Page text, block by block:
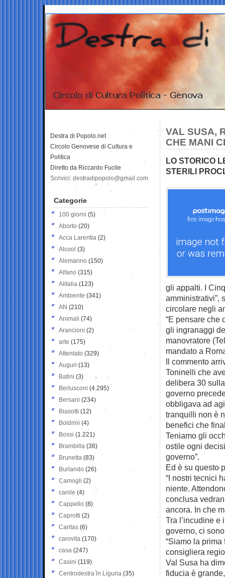
VAL SUSA,
CHE MANI
LO STORICO
STERILI
gli appalti. I
amministrativi”,
circolare negli
“E pensare che
gli ingranaggi
manovratore
mandato a
Il commento
Toninelli che
delibera 30
governo
obbligava ad
tranquilli non è
benefici che
Teniamo gli
ostile ogni
governo”.
Ed è su questo
“I nostri tecnici
niente.
conclusa
ancora. In che
Tra l’incudine e
governo, ci
“Siamo la
consigliera
Val Susa ha
fiducia è
Destra di Popolo.net
Circolo Genovese di Cultura e
Politica
Diretto da Riccardo Fucile
Scrivici: destradipopolo@gmail.com
Categorie
100 giorni (5)
Aborto (20)
Acca Larentia (2)
Alcool (3)
Alemanno (150)
Alfano (315)
Alitalia (123)
Ambiente (341)
AN (210)
Animali (74)
Arancioni (2)
arte (175)
Attentato (329)
Auguri (13)
Batini (3)
Berlusconi (4.295)
Bersani (234)
Biasotti (12)
Boldrini (4)
Bossi (1.221)
Brambilla (38)
Brunetta (83)
Burlando (26)
Camogli (2)
canile (4)
Cappello (8)
Caprotti (2)
Caritas (6)
carovita (170)
casa (247)
Casini (119)
Centrodestra in Liguria (35)